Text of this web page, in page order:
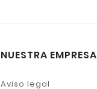
NUESTRA EMPRESA
Aviso legal